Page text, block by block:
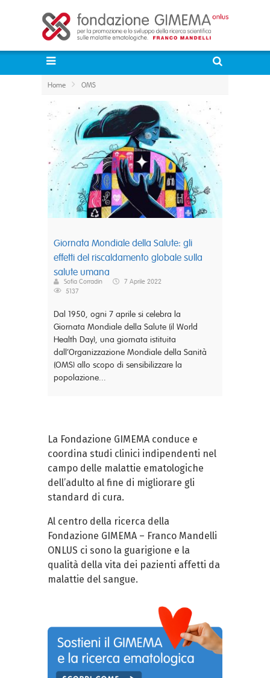
Home OMS
Giornata Mondiale della Salute: gli
effetti del riscaldamento globale sulla
salute umana
Sofia Corradin
7 Aprile 2022
5137
Dal 1950, ogni 7 aprile si celebra la
Giornata Mondiale della Salute (il World
Health Day), una giornata istituita
dall’Organizzazione Mondiale della Sanità
(OMS) allo scopo di sensibilizzare la
popolazione...
La Fondazione GIMEMA conduce e
coordina studi clinici indipendenti nel
campo delle malattie ematologiche
dell’adulto al fine di migliorare gli
standard di cura.
Al centro della ricerca della
Fondazione GIMEMA – Franco Mandelli
ONLUS ci sono la guarigione e la
qualità della vita dei pazienti affetti da
malattie del sangue.